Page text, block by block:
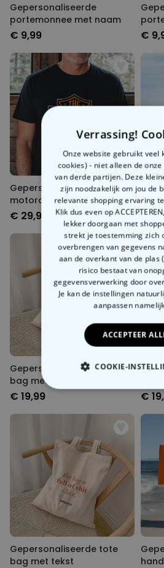
Gepersonaliseerde
portemonnee met naam
€ 9,99 €
Gepersonaliseerd
motorclub t-shirt met
naam
€ 29,99 €
Gepersonaliseerde tote
bag met illustratie
€ 19,99 €
Gepersonaliseerde tote
bag met tekst
Verrassing!
Onze website gebruikt veel
cookies) - niet alleen de
van derde partijen. Deze
zijn noodzakelijk om jou de
relevante shopping ervaring
Klik dus even op
lekker doorgaan met
strekt je toestemming zich
overbrengen van gegevens
aan de overkant van de plas
risico bestaat van
gegevensverwerking door
Je kan de instellingen
aanpassen
ACCEPTEER
COOKIE-
NOODZAKELIJK
PERFORMANCE
MARKETING